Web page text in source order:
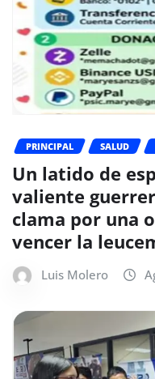
PRINCIPAL SALUD
Un latido de
valiente
clama por una
vencer la
Luis Molero